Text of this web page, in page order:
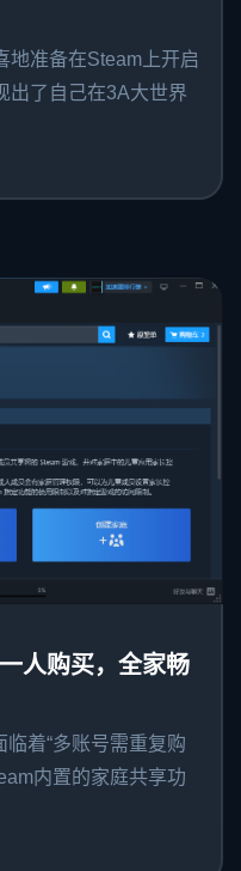
地准备在Steam上开启
出了自己在3A大世界
人购买，全家畅
着“多账号需重复购
内置的家庭共享功